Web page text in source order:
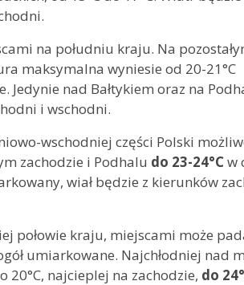
na południu kraju. Na
maksymalna wyniesie od 20-21°C
Jedynie nad Bałtykiem oraz na
i wschodni.
wschodniej części Polski
zachodzie i Podhalu do 23-24°Cw
wiał będzie z kierunków
połowie kraju, miejscami może
umiarkowane. Najchłodniej nad
20°C, najcieplej na zachodzie, do